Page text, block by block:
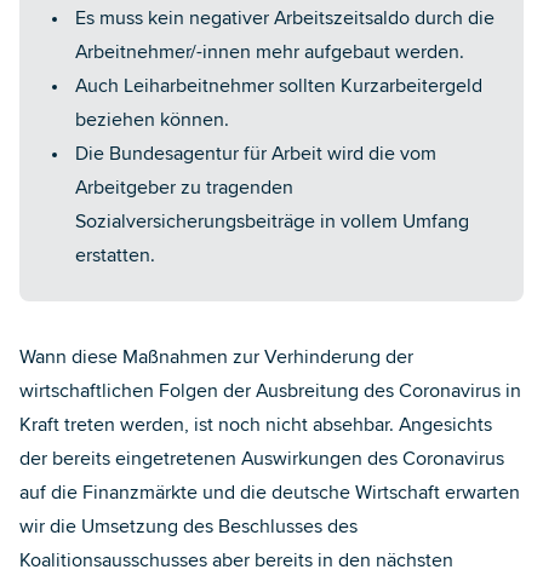
Es muss kein negativer Arbeitszeitsaldo durch die
Arbeitnehmer/-innen mehr aufgebaut werden.
Auch Leiharbeitnehmer sollten Kurzarbeitergeld
beziehen können.
Die Bundesagentur für Arbeit wird die vom
Arbeitgeber zu tragenden
Sozialversicherungsbeiträge in vollem Umfang
erstatten.
Wann diese Maßnahmen zur Verhinderung der
wirtschaftlichen Folgen der Ausbreitung des Coronavirus in
Kraft treten werden, ist noch nicht absehbar. Angesichts
der bereits eingetretenen Auswirkungen des Coronavirus
auf die Finanzmärkte und die deutsche Wirtschaft erwarten
wir die Umsetzung des Beschlusses des
Koalitionsausschusses aber bereits in den nächsten